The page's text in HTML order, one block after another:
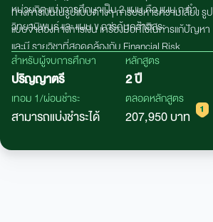
ทางการเงินในรูปแบบต่างๆ การบริหารความเสี่ยง รูป
แบบจำลองทางการเงิน เครื่องมือที่ใช้ในการแก้ปัญหา
และมี รายวิชาที่สอดคล้องกับ Financial Risk
Manager (FM)หลักสูตรมีที่ปรึกษาเป็นผู้เชี่ยวชาญมือ
อาชีพทางการเงิน อาทิ ธุรกิจธนาคาร และธุรกิจประกัน
ภัย รวมถึงมีความร่วมมือทางด้าน วิชาการกับภาค
ธุรกิจหลักทรัพย์ เช่น สมาคมนักวิเคราะห์หลัก ทรัพย์
หน่วยกิต แบ่งการศึกษาเป็น 2 แผน คือ แผน ก ทํา
วิทยานิพนธ์ และ แผน ข การค้นคว้าอิสระ
สำหรับผู้จบการศึกษา
ปริญญาตรี
หลักสูตร
2 ปี
เทอม 1/ผ่อนชำระ
สามารถแบ่งชำระได้
ตลอดหลักสูตร
207,950 บาท